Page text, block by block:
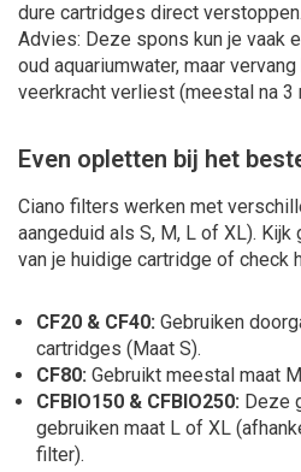
dure cartridges direct verstoppen.
Advies: Deze spons kun je vaak
oud aquariumwater, maar
veerkracht verliest (meestal na 3
Even opletten bij het
Ciano filters werken met
aangeduid als S, M, L of XL).
van je huidige cartridge of check
CF20 & CF40: Gebruiken
cartridges (Maat S).
CF80: Gebruikt meestal maat
CFBIO150 & CFBIO250: Deze
gebruiken maat L of XL
filter).